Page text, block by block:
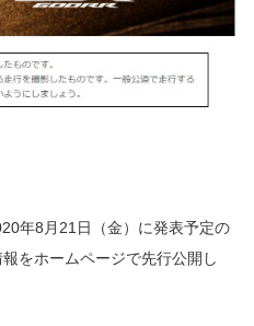
年8月21日（金）に発表予定の
をホームページで先行公開し